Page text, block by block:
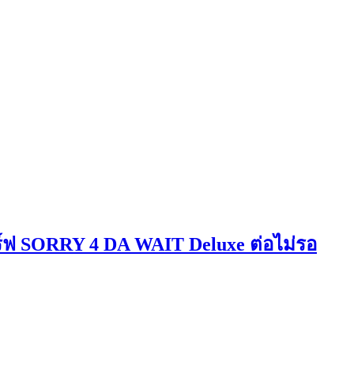
4 DA WAIT Deluxe ต่อไม่รอ